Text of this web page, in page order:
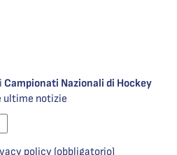
Campionati Nazionali di Hockey
ultime notizie
policy (obbligatorio)